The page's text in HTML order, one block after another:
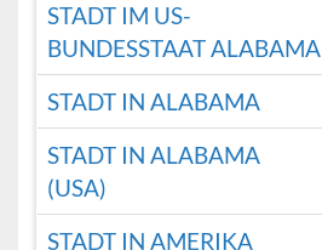
STADT IM US-
BUNDESSTAAT ALABAMA
STADT IN ALABAMA
STADT IN ALABAMA
(USA)
STADT IN AMERIKA